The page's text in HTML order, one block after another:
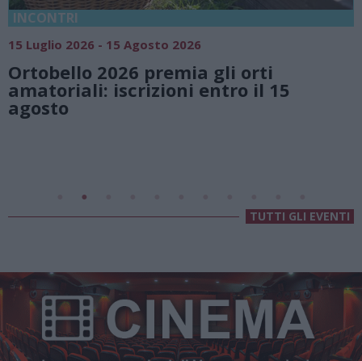
15
18 Luglio 2026 - 15 Agosto 2026
Vivi l’estate a Villa
natura e atmosfere senza
Lago di Lugano
TUTTI GLI EVENTI